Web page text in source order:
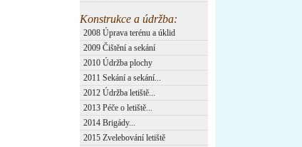
Konstrukce a údržba:
2008 Úprava terénu a úklid
2009 Čištění a sekání
2010 Údržba plochy
2011 Sekání a sekání...
2012 Údržba letiště...
2013 Péče o letiště...
2014 Brigády...
2015 Zvelebování letiště